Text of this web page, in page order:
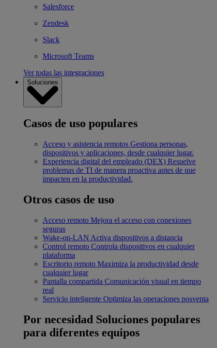
Salesforce
Zendesk
Slack
Microsoft Teams
Ver todas las integraciones
Soluciones
Casos de uso populares
Acceso y asistencia remotos Gestiona personas,
dispositivos y aplicaciones, desde cualquier lugar.
Experiencia digital del empleado (DEX) Resuelve
problemas de TI de manera proactiva antes de que
impacten en la productividad.
Otros casos de uso
Acceso remoto Mejora el acceso con conexiones
seguras
Wake-on-LAN Activa dispositivos a distancia
Control remoto Controla dispositivos en cualquier
plataforma
Escritorio remoto Maximiza la productividad desde
cualquier lugar
Pantalla compartida Comunicación visual en tiempo
real
Servicio inteligente Optimiza las operaciones posventa
Por necesidad Soluciones populares
para diferentes equipos